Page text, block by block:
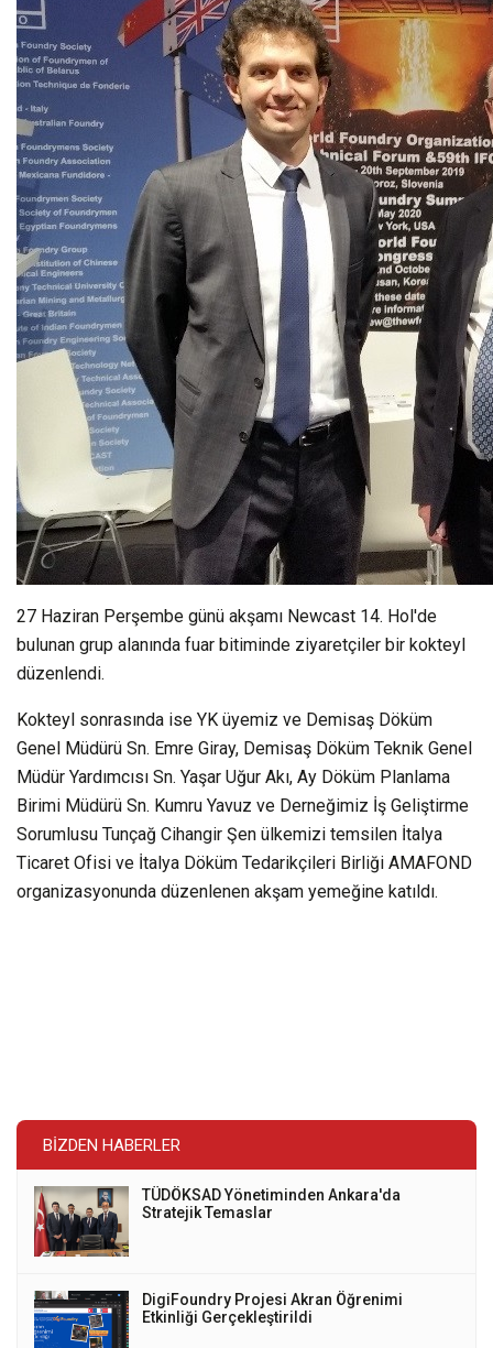
27 Haziran Perşembe günü akşamı Newcast 14. Hol'de
bulunan grup alanında fuar bitiminde ziyaretçiler bir kokteyl
düzenlendi.
Kokteyl sonrasında ise YK üyemiz ve Demisaş Döküm
Genel Müdürü Sn. Emre Giray, Demisaş Döküm Teknik Genel
Müdür Yardımcısı Sn. Yaşar Uğur Akı, Ay Döküm Planlama
Birimi Müdürü Sn. Kumru Yavuz ve Derneğimiz İş Geliştirme
Sorumlusu Tunçağ Cihangir Şen ülkemizi temsilen İtalya
Ticaret Ofisi ve İtalya Döküm Tedarikçileri Birliği AMAFOND
organizasyonunda düzenlenen akşam yemeğine katıldı.
BIZDEN HABERLER
TÜDÖKSAD Yönetiminden Ankara'da
Stratejik Temaslar
DigiFoundry Projesi Akran Öğrenimi
Etkinliği Gerçekleştirildi